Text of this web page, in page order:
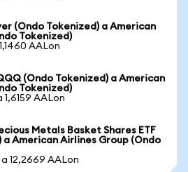
(Ondo Tokenized) a American
Tokenized)
AALon
(Ondo Tokenized) a American
Tokenized)
1,6159 AALon
Metals Basket Shares ETF
a American Airlines Group (Ondo
12,2669 AALon